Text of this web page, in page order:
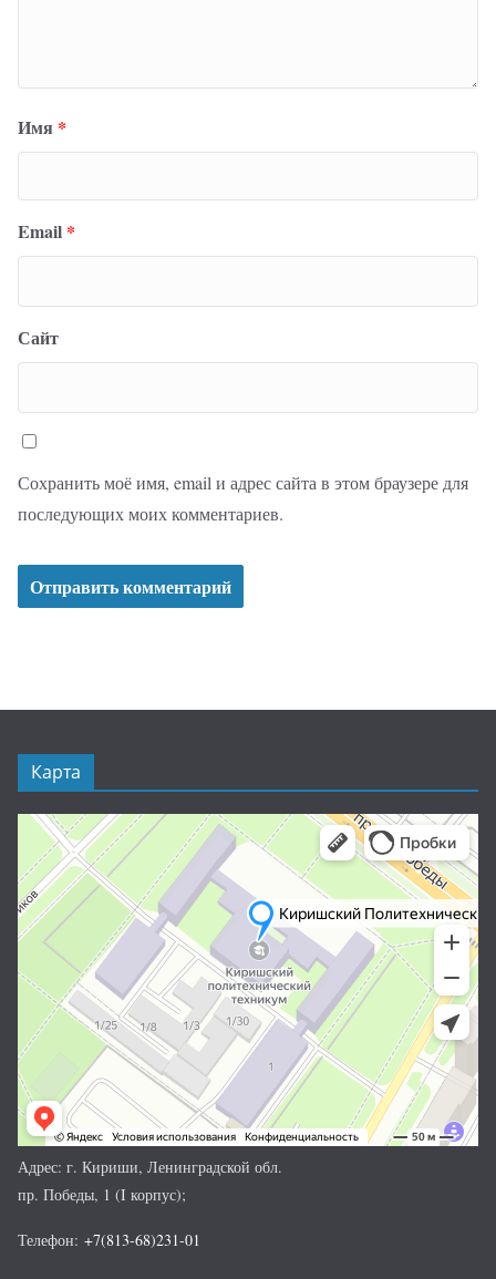
Имя *
Email *
Сайт
Сохранить моё имя, email и адрес сайта в этом браузере для
последующих моих комментариев.
Карта
Адрес: г. Кириши, Ленинградской обл.
пр. Победы, 1 (I корпус);
Телефон: +7(813-68)231-01